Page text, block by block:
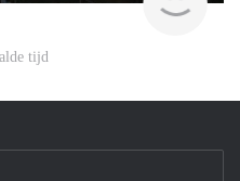
tijd